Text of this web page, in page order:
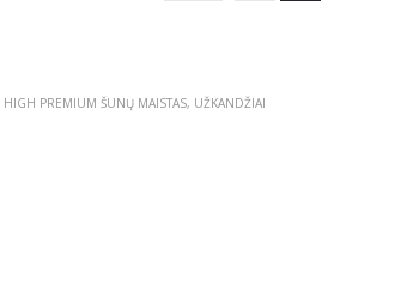
HIGH PREMIUM ŠUNŲ MAISTAS, UŽKANDŽIAI